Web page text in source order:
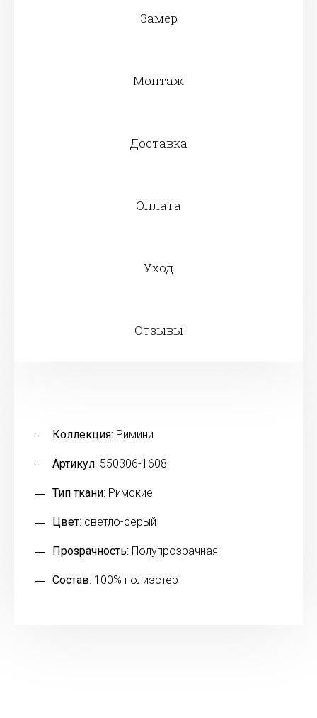
Замер
Монтаж
Доставка
Оплата
Уход
Отзывы
Коллекция: Римини
Артикул: 550306-1608
Тип ткани: Римские
Цвет: светло-серый
Прозрачность: Полупрозрачная
Состав: 100% полиэстер